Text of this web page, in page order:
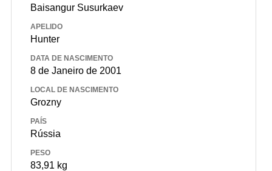
Baisangur Susurkaev
APELIDO
Hunter
DATA DE NASCIMENTO
8 de Janeiro de 2001
LOCAL DE NASCIMENTO
Grozny
PAÍS
Rússia
PESO
83,91 kg